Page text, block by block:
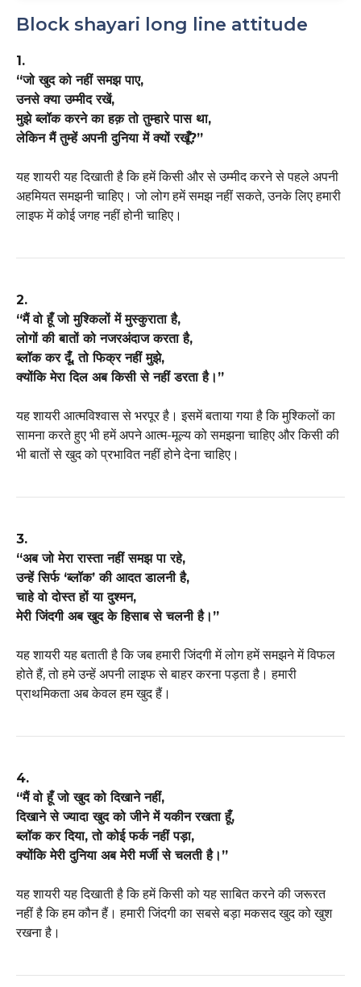
Block shayari long line attitude
1.
“जो खुद को नहीं समझ पाए,
उनसे क्या उम्मीद रखें,
मुझे ब्लॉक करने का हक़ तो तुम्हारे पास था,
लेकिन मैं तुम्हें अपनी दुनिया में क्यों रखूँ?”
यह शायरी यह दिखाती है कि हमें किसी और से उम्मीद करने से पहले अपनी
अहमियत समझनी चाहिए। जो लोग हमें समझ नहीं सकते, उनके लिए हमारी
लाइफ में कोई जगह नहीं होनी चाहिए।
2.
“मैं वो हूँ जो मुश्किलों में मुस्कुराता है,
लोगों की बातों को नजरअंदाज करता है,
ब्लॉक कर दूँ, तो फिक्र नहीं मुझे,
क्योंकि मेरा दिल अब किसी से नहीं डरता है।”
यह शायरी आत्मविश्वास से भरपूर है। इसमें बताया गया है कि मुश्किलों का
सामना करते हुए भी हमें अपने आत्म-मूल्य को समझना चाहिए और किसी की
भी बातों से खुद को प्रभावित नहीं होने देना चाहिए।
3.
“अब जो मेरा रास्ता नहीं समझ पा रहे,
उन्हें सिर्फ ‘ब्लॉक’ की आदत डालनी है,
चाहे वो दोस्त हों या दुश्मन,
मेरी जिंदगी अब खुद के हिसाब से चलनी है।”
यह शायरी यह बताती है कि जब हमारी जिंदगी में लोग हमें समझने में विफल
होते हैं, तो हमे उन्हें अपनी लाइफ से बाहर करना पड़ता है। हमारी
प्राथमिकता अब केवल हम खुद हैं।
4.
“मैं वो हूँ जो खुद को दिखाने नहीं,
दिखाने से ज्यादा खुद को जीने में यकीन रखता हूँ,
ब्लॉक कर दिया, तो कोई फर्क नहीं पड़ा,
क्योंकि मेरी दुनिया अब मेरी मर्जी से चलती है।”
यह शायरी यह दिखाती है कि हमें किसी को यह साबित करने की जरूरत
नहीं है कि हम कौन हैं। हमारी जिंदगी का सबसे बड़ा मकसद खुद को खुश
रखना है।